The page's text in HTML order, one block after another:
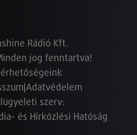
Rádió Kft.
jog fenntartva!
Adatvédelem
szerv:
és Hírközlési Hatóság